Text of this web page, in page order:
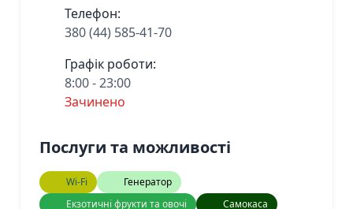
Телефон:
380 (44) 585-41-70
Графік роботи:
8:00 - 23:00
Зачинено
Послуги та можливості
Wi-Fi
Генератор
Екзотичні фрукти та овочі
Самокаса